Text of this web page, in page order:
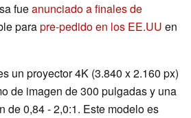
fueanunciado a finales de
parapre-pedido en los EE.UU en
un proyector 4K (3.840 x 2.160 px)
de imagen de 300 pulgadas y una
de 0,84 - 2,0:1. Este modelo es